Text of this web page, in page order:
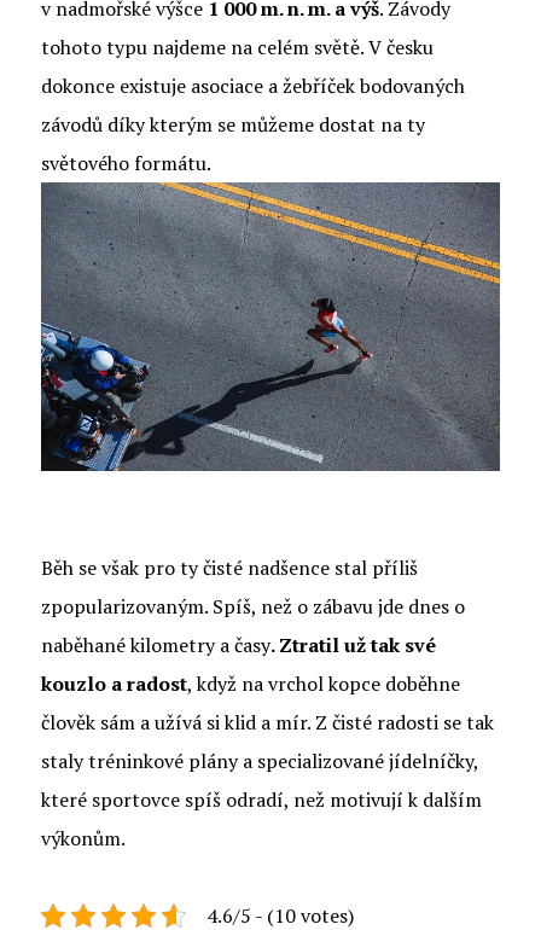
v nadmořské výšce 1 000 m. n. m. a výš. Závody
tohoto typu najdeme na celém světě. V česku
dokonce existuje asociace a žebříček bodovaných
závodů díky kterým se můžeme dostat na ty
světového formátu.
Běh se však pro ty čisté nadšence stal příliš
zpopularizovaným. Spíš, než o zábavu jde dnes o
naběhané kilometry a časy. Ztratil už tak své
kouzlo a radost, když na vrchol kopce doběhne
člověk sám a užívá si klid a mír. Z čisté radosti se tak
staly tréninkové plány a specializované jídelníčky,
které sportovce spíš odradí, než motivují k dalším
výkonům.
4.6/5 - (10 votes)